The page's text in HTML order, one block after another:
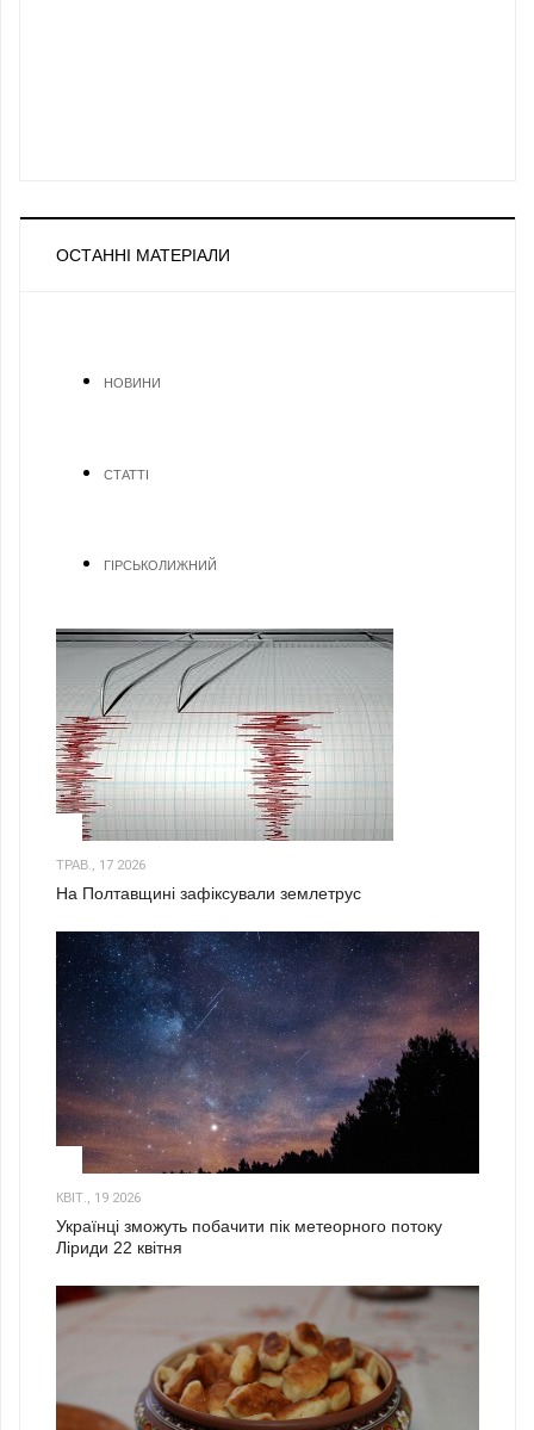
ОСТАННІ МАТЕРІАЛИ
НОВИНИ
СТАТТІ
ГІРСЬКОЛИЖНИЙ
ТРАВ., 17 2026
На Полтавщині зафіксували землетрус
КВІТ., 19 2026
Українці зможуть побачити пік метеорного потоку
Ліриди 22 квітня